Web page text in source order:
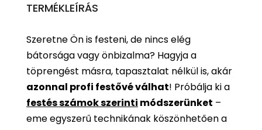
TERMÉKLEÍRÁS
Szeretne Ön is festeni, de nincs elég
bátorsága vagy önbizalma? Hagyja a
töprengést másra, tapasztalat nélkül is, akár
azonnal profi festővé válhat! Próbálja ki a
festés számok szerinti módszerünket –
eme egyszerű technikának köszönhetően a